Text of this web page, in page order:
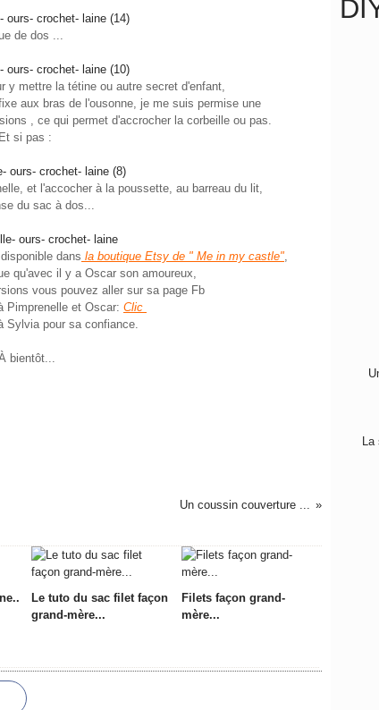
de dos ...
y mettre la tétine ou autre secret d'enfant,
aux bras de l'ousonne, je me suis permise une
, ce qui permet d'accrocher la corbeille ou pas.
Et si pas :
et l'accocher à la poussette, au barreau du lit,
du sac à dos...
dans la boutique Etsy de " Me in my castle",
qu'avec il y a Oscar son amoureux,
vous pouvez aller sur sa page Fb
Pimprenelle et Oscar: Clic
Sylvia pour sa confiance.
bientôt...
Un coussin couverture ...
Le tuto du sac filet façon
grand-mère...
Filets façon grand-
mère...
La